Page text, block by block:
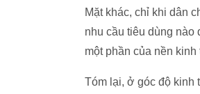
Mặt khác, chỉ khi dân
nhu cầu tiêu dùng
một phần của nền kinh
Tóm lại, ở góc độ kinh